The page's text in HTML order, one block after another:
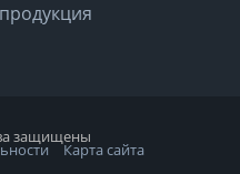
защищены
Карта сайта